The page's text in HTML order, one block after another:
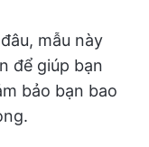
mẫu này
để giúp bạn
bảo bạn bao